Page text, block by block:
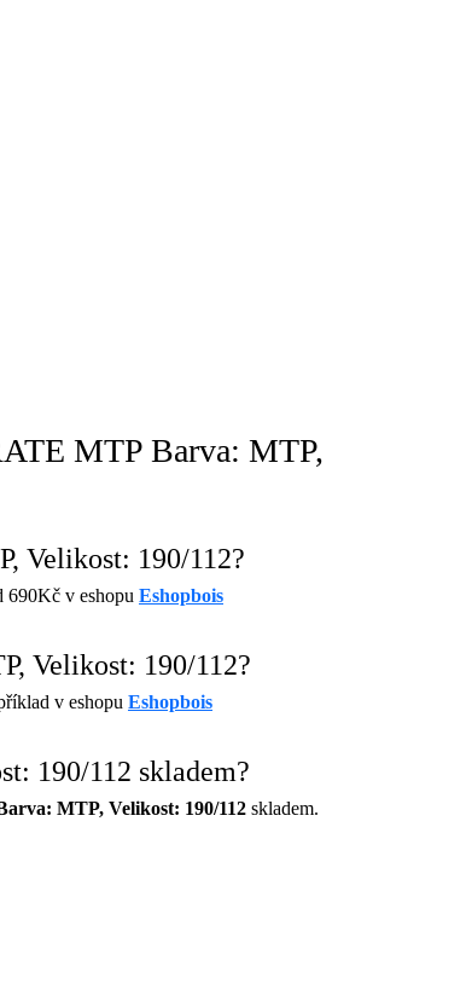
MTP Barva: MTP,
Velikost: 190/112?
690Kč v eshopu Eshopbois
Velikost: 190/112?
v eshopu Eshopbois
190/112 skladem?
MTP, Velikost: 190/112 skladem.